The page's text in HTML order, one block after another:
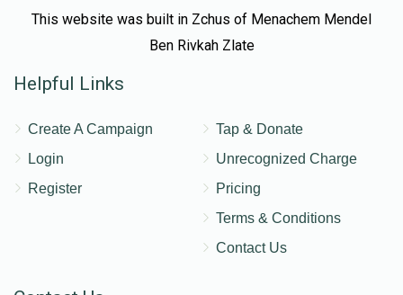
This website was built in Zchus of Menachem Mendel
Ben Rivkah Zlate
Helpful Links
Create A Campaign
Login
Register
Tap & Donate
Unrecognized Charge
Pricing
Terms & Conditions
Contact Us